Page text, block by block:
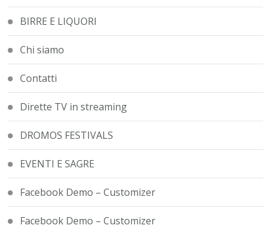
BIRRE E LIQUORI
Chi siamo
Contatti
Dirette TV in streaming
DROMOS FESTIVALS
EVENTI E SAGRE
Facebook Demo – Customizer
Facebook Demo – Customizer